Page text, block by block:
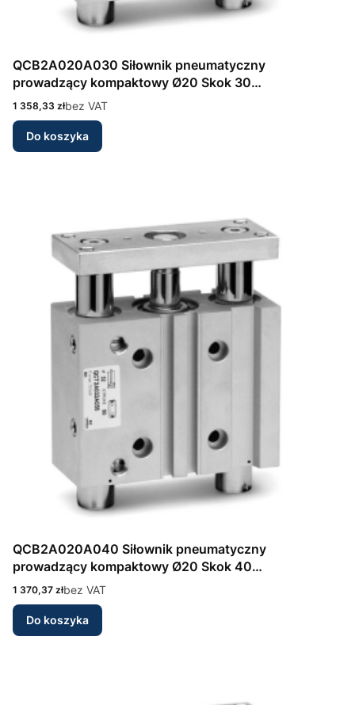
QCB2A020A030 Siłownik pneumatyczny
prowadzący kompaktowy Ø20 Skok 30
dwustronnego działania Seria QCB Camozzi
Cena
1 358,33 złbez VAT
Do koszyka
QCB2A020A040 Siłownik pneumatyczny
prowadzący kompaktowy Ø20 Skok 40
dwustronnego działania Seria QCB Camozzi
Cena
1 370,37 złbez VAT
Do koszyka